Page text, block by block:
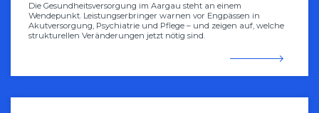
Die Gesundheitsversorgung im Aargau steht an einem
Wendepunkt. Leistungserbringer warnen vor Engpässen in
Akutversorgung, Psychiatrie und Pflege – und zeigen auf, welche
strukturellen Veränderungen jetzt nötig sind.